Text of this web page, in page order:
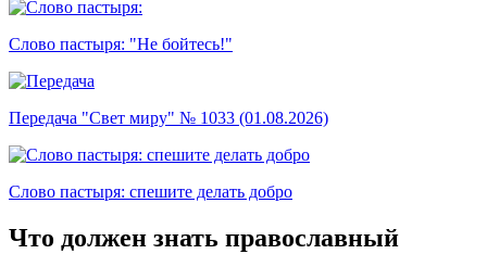
Слово пастыря: "Не бойтесь!"
Передача "Свет миру" № 1033 (01.08.2026)
Слово пастыря: спешите делать добро
Что должен знать православный